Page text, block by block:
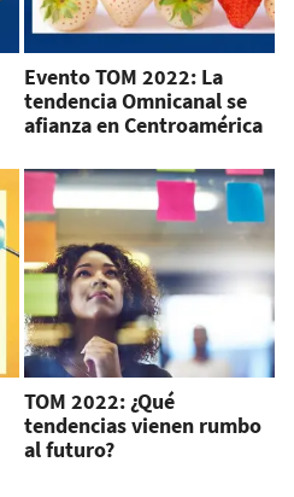
Evento TOM 2022: La
tendencia Omnicanal se
afianza en Centroamérica
TOM 2022: ¿Qué
tendencias vienen rumbo
al futuro?